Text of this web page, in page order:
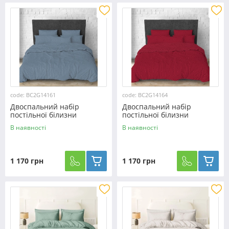
code: BC2G14161
Двоспальний набір
постільної білизни
180*220 із Бязі "Gold" з
простирадлом на резинці
В наявності
1 170 грн
code: BC2G14164
Двоспальний набір
постільної білизни
180*220 із Бязі "Gold" з
простирадлом на резинці
В наявності
1 170 грн